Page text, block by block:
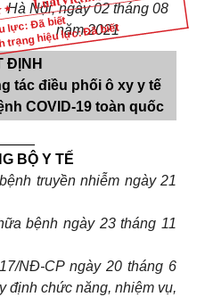
lực: Đã biết
trạng hiệu lực: Đã biết
Hà Nội, ngày 02 tháng 08
năm 2021
ĐỊNH
tác điều phối ô xy y tế
COVID-19 toàn quốc
BỘY TẾ
truyền nhiễm ngày 21
bệnh ngày 23 tháng 11
NĐ-CP ngày 20 tháng 6
định chức năng, nhiệm vụ,